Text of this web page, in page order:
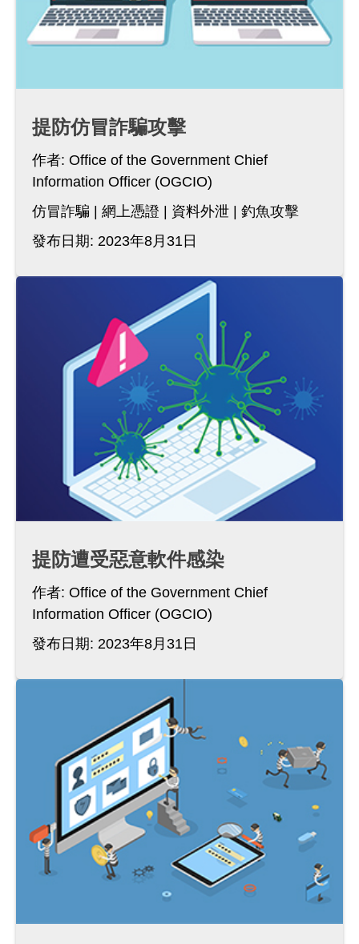
提防仿冒詐騙攻擊
作者: Office of the Government Chief
Information Officer (OGCIO)
仿冒詐騙
網上憑證 資料外泄
釣魚攻擊
發布日期: 2023年8月31日
提防遭受惡意軟件感染
作者: Office of the Government Chief
Information Officer (OGCIO)
發布日期: 2023年8月31日